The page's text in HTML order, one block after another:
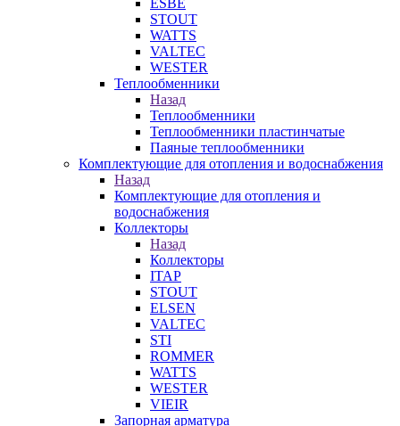
ESBE
STOUT
WATTS
VALTEC
WESTER
Теплообменники
Назад
Теплообменники
Теплообменники пластинчатые
Паяные теплообменники
Комплектующие для отопления и водоснабжения
Назад
Комплектующие для отопления и
водоснабжения
Коллекторы
Назад
Коллекторы
ITAP
STOUT
ELSEN
VALTEC
STI
ROMMER
WATTS
WESTER
VIEIR
Запорная арматура